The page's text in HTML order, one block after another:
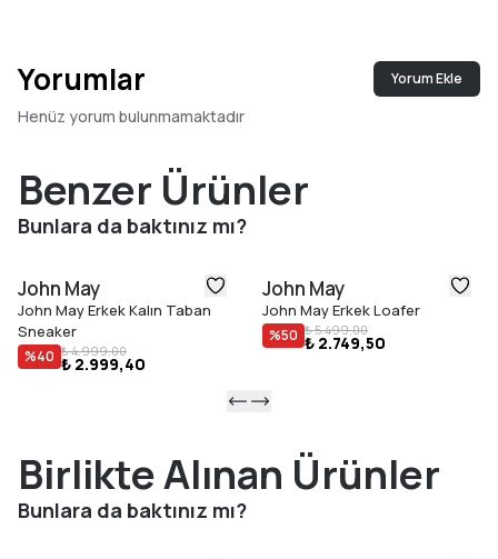
Yorumlar Yorum Ekle
Henüz yorum bulunmamaktadır
Benzer Ürünler
Bunlara da baktınız mı?
John May
John May Erkek Kalın Taban
Sneaker
%40 ₺ 4.999,00
₺ 2.999,40
John May
John May Erkek Loafer
%50 ₺ 5.499,00
₺ 2.749,50
Birlikte Alınan Ürünler
Bunlara da baktınız mı?